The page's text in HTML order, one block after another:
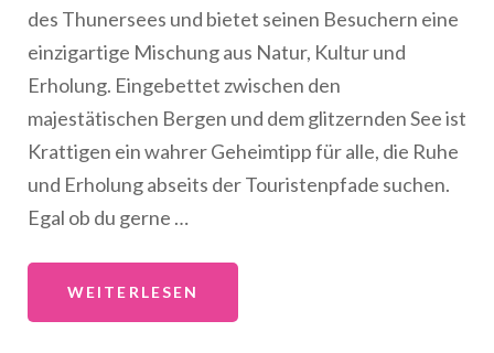
des Thunersees und bietet seinen Besuchern eine
einzigartige Mischung aus Natur, Kultur und
Erholung. Eingebettet zwischen den
majestätischen Bergen und dem glitzernden See ist
Krattigen ein wahrer Geheimtipp für alle, die Ruhe
und Erholung abseits der Touristenpfade suchen.
Egal ob du gerne …
WEITERLESEN